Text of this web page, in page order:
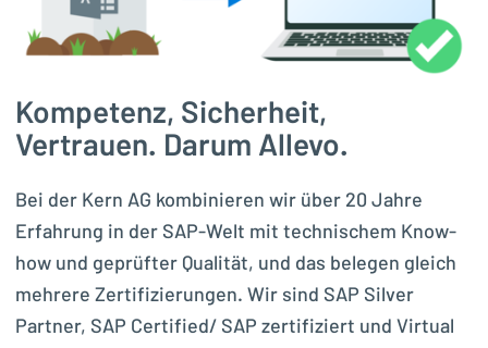
Kompetenz, Sicherheit,
Vertrauen. Darum Allevo.
Bei der Kern AG kombinieren wir über 20 Jahre
Erfahrung in der SAP-Welt mit technischem Know-
how und geprüfter Qualität, und das belegen gleich
mehrere Zertifizierungen. Wir sind SAP Silver
Partner, SAP Certified/ SAP zertifiziert und Virtual